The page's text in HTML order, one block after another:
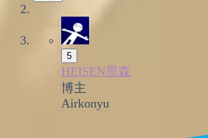
5
HEISEN黑森
博主
Airkonyu